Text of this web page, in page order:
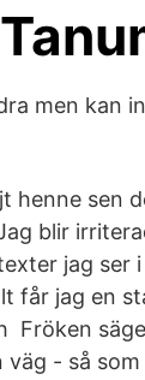
men kan
henne sen
blir
jag ser
får jag en
Fröken
väg - så